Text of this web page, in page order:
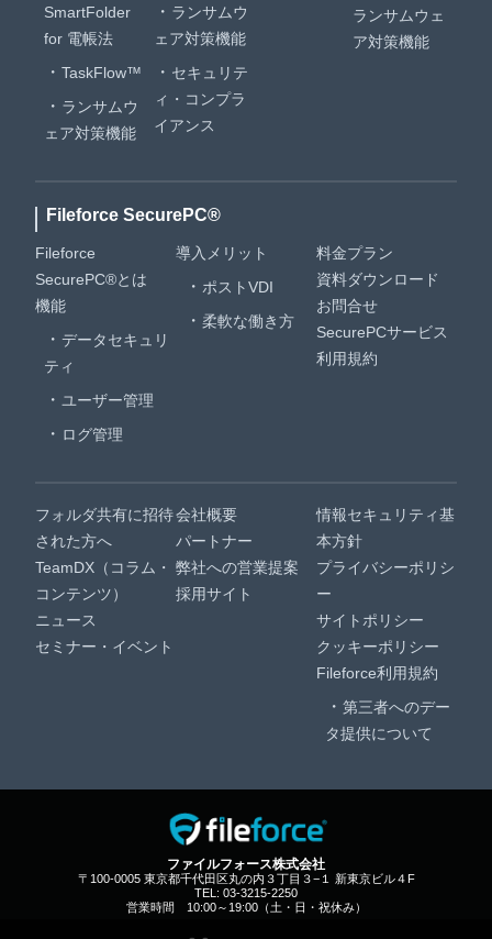
SmartFolder
for 電帳法
TaskFlow™
ランサムウ
ェア対策機能
ランサムウ
ェア対策機能
セキュリテ
ィ・コンプラ
イアンス
ランサムウェ
ア対策機能
Fileforce SecurePC®
Fileforce
SecurePC®とは
機能
データセキュリ
ティ
ユーザー管理
ログ管理
導入メリット
ポストVDI
柔軟な働き方
料金プラン
資料ダウンロード
お問合せ
SecurePCサービス
利用規約
フォルダ共有に招待
された方へ
TeamDX（コラム・
コンテンツ）
ニュース
セミナー・イベント
会社概要
パートナー
弊社への営業提案
採用サイト
情報セキュリティ基
本方針
プライバシーポリシ
ー
サイトポリシー
クッキーポリシー
Fileforce利用規約
第三者へのデー
タ提供について
ファイルフォース株式会社
〒100-0005 東京都千代田区丸の内３丁目３−１ 新東京ビル４F
TEL: 03-3215-2250
営業時間 10:00～19:00（土・日・祝休み）